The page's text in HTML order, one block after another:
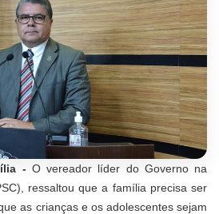
- O vereador líder do Governo na
ressaltou que a família precisa ser
as crianças e os adolescentes sejam